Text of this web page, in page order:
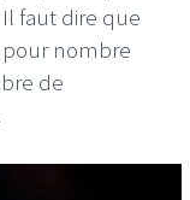
Il faut dire que
nombre
de